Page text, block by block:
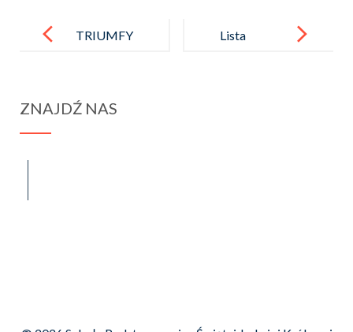
navigation TRIUMFY
Lista
ZNAJDŹ NAS